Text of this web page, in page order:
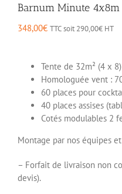
Barnum Minute 4x8m
348,00€ TTC soit 290,00€ HT
Tente de 32m² (4 x 8)
Homologuée vent :
60 places pour
40 places assises
Cotés modulables 2
Montage par nos équipes
– Forfait de livraison non
devis).